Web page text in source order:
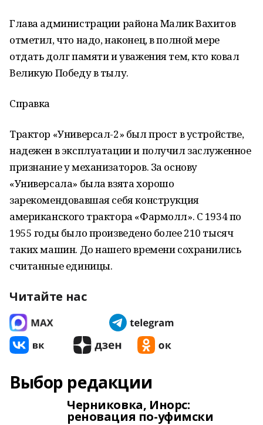
Глава администрации района Малик Вахитов
отметил, что надо, наконец, в полной мере
отдать долг памяти и уважения тем, кто ковал
Великую Победу в тылу.
Справка
Трактор «Универсал-2» был прост в устройстве,
надежен в эксплуатации и получил заслуженное
признание у механизаторов. За основу
«Универсала» была взята хорошо
зарекомендовавшая себя конструкция
американского трактора «Фармолл». С 1934 по
1955 годы было произведено более 210 тысяч
таких машин. До нашего времени сохранились
считанные единицы.
Читайте нас
Выбор редакции
Черниковка, Инорс:
реновация по-уфимски